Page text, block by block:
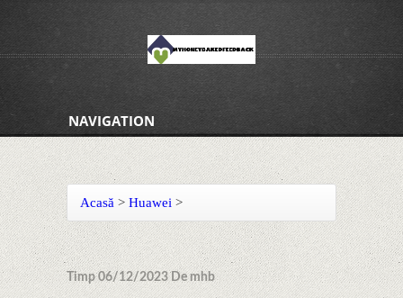
NAVIGATION
Acasă > Huawei >
Timp 06/12/2023 De mhb